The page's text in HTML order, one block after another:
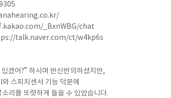
_BxnWBG/chat
talk.naver.com/ct/w4kp6s
겠어?” 하시며 반신반의하셨지만,
스피치센서 기능 덕분에
리를 또렷하게 들을 수 있었습니다.
-